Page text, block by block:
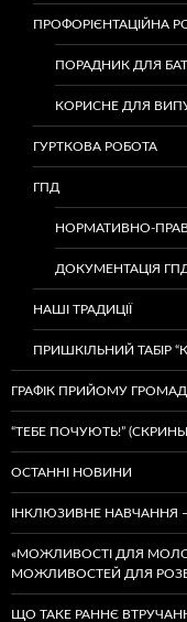
ПРОФОРІЄНТАЦІЙНА
ПОРАДНИК ДЛЯ
КОРИСНЕ ДЛЯ
ГУРТКОВА РОБОТА
ГПД
НОРМАТИВНО-
ДОКУМЕНТАЦІЯ ГПД
НАШІ ТРАДИЦІЇ
ПРИШКІЛЬНИЙ ТАБІР
ГРАФІК ПРИЙОМУ
“ТЕБЕ ПОЧУЮТЬ!”
ОСТАННІ НОВИНИ
ІНКЛЮЗИВНЕ НАВЧАННЯ –
«МОЖЛИВОСТІ ДЛЯ
МОЖЛИВОСТЕЙ ДЛЯ
ЩО ТАКЕ РАННЄ